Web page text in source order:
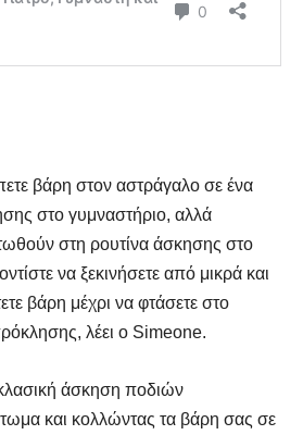
βάρη στον αστράγαλο σε ένα
στο γυμναστήριο, αλλά
στη ρουτίνα άσκησης στο
να ξεκινήσετε από μικρά και
βάρη μέχρι να φτάσετε στο
λέει ο Simeone.
άσκηση ποδιών
και κολλώντας τα βάρη σας σε